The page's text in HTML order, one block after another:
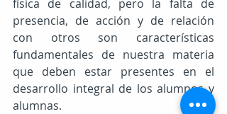
física de calidad, pero la falta de
presencia, de acción y de relación
con otros son características
fundamentales de nuestra materia
que deben estar presentes en el
desarrollo integral de los alumnos y
alumnas.